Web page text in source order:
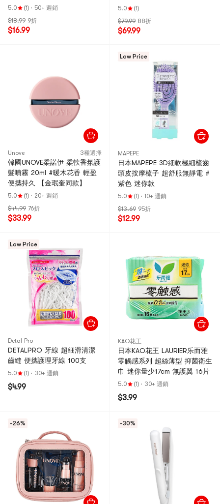
【兩種包裝隨機發貨】
5.0 (1) · 50+ 週銷
$18.99 9折
$16.99
HP10U
5.0
(1)
$79.99 88折
$69.99
Unove 3種選擇
韓國UNOVE柔諾伊 柔軟香氛護
髮噴霧 20ml #暖木花香 輕盈
便攜持久 【金珉奎同款】
5.0 (1) · 20+ 週銷
$44.99 76折
$33.99
Low Price
MAPEPE
日本MAPEPE 3D細軟極細梳齒
頭皮按摩梳子 超舒服無靜電 #
紫色 迷你款
5.0 (1) · 10+ 週銷
$13.69 95折
$12.99
Low Price
Detal Pro
DETALPRO 牙線 超細滑清潔
齒縫 便攜護理牙線 100支
5.0 (1) · 30+ 週銷
$4.99
KAO花王
日本KAO花王 LAURIER乐而雅
零觸感系列 超絲薄型 抑菌衛生
巾 迷你量少17cm 無護翼 16片
5.0 (1) · 30+ 週銷
$3.99
-26% -30%